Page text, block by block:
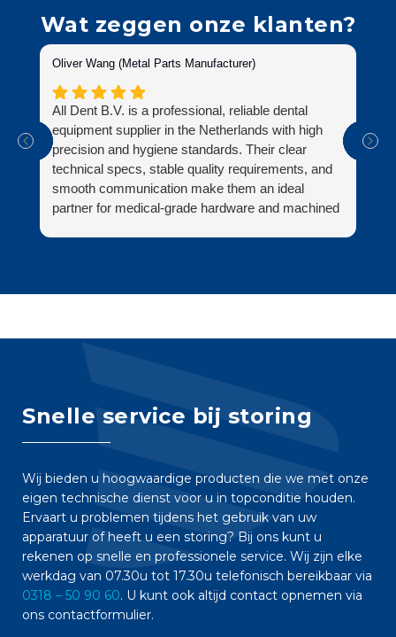
Wat zeggen onze klanten?
Oliver Wang (Metal Parts Manufacturer)
All Dent B.V. is a professional, reliable dental
equipment supplier in the Netherlands with high
precision and hygiene standards. Their clear
technical specs, stable quality requirements, and
smooth communication make them an ideal
partner for medical-grade hardware and machined
Snelle service bij storing
Wij bieden u hoogwaardige producten die we met onze
eigen technische dienst voor u in topconditie houden.
Ervaart u problemen tijdens het gebruik van uw
apparatuur of heeft u een storing? Bij ons kunt u
rekenen op snelle en professionele service. Wij zijn elke
werkdag van 07.30u tot 17.30u telefonisch bereikbaar via
0318 – 50 90 60. U kunt ook altijd contact opnemen via
ons contactformulier.